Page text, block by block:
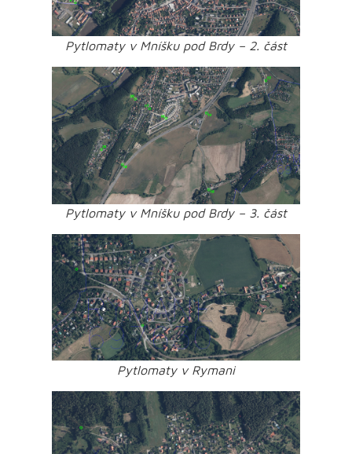
Pytlomaty v Mníšku pod Brdy – 2. část
Pytlomaty v Mníšku pod Brdy – 3. část
Pytlomaty v Rymani